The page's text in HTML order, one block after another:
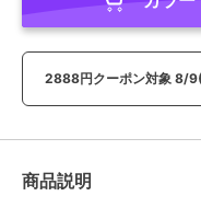
2888円クーポン対象 8/
商品説明